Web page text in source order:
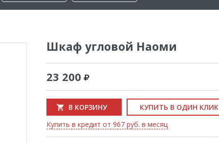
Шкаф угловой Наоми
23 200
В КОРЗИНУ
КУПИТЬ В ОДИН КЛИК
Купить в кредит от 967 руб. в месяц